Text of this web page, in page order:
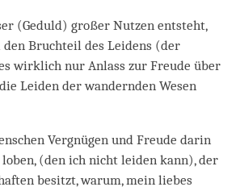
(Geduld) großer Nutzen entsteht,
Bruchteil des Leidens (der
wirklich nur Anlass zur Freude über
Leiden der wandernden Wesen
Vergnügen und Freude darin
(den ich nicht leiden kann), der
besitzt, warum, mein liebes